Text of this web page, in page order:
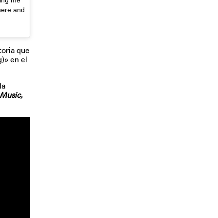
and
que
en el